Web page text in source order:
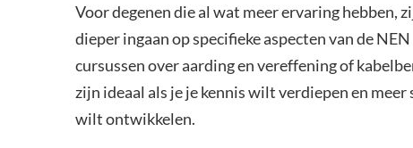
Voor degenen die al wat meer ervaring hebben,
dieper ingaan op specifieke aspecten van de
cursussen over aarding en vereffening of
zijn ideaal als je je kennis wilt verdiepen en
wilt ontwikkelen.